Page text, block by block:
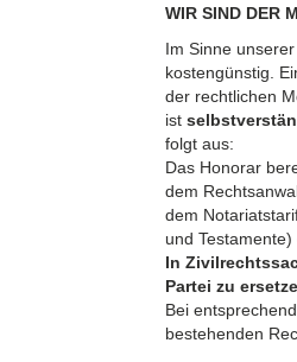
WIR SIND DER
Im Sinne
kostengünstig.
der rechtlichen
ist
folgt aus:
Das Honorar
dem
dem
und
In
Partei zu
Bei
bestehenden